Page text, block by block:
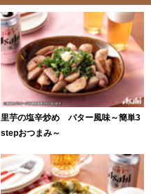
里芋の塩辛炒め バター風味～簡単3
stepおつまみ～